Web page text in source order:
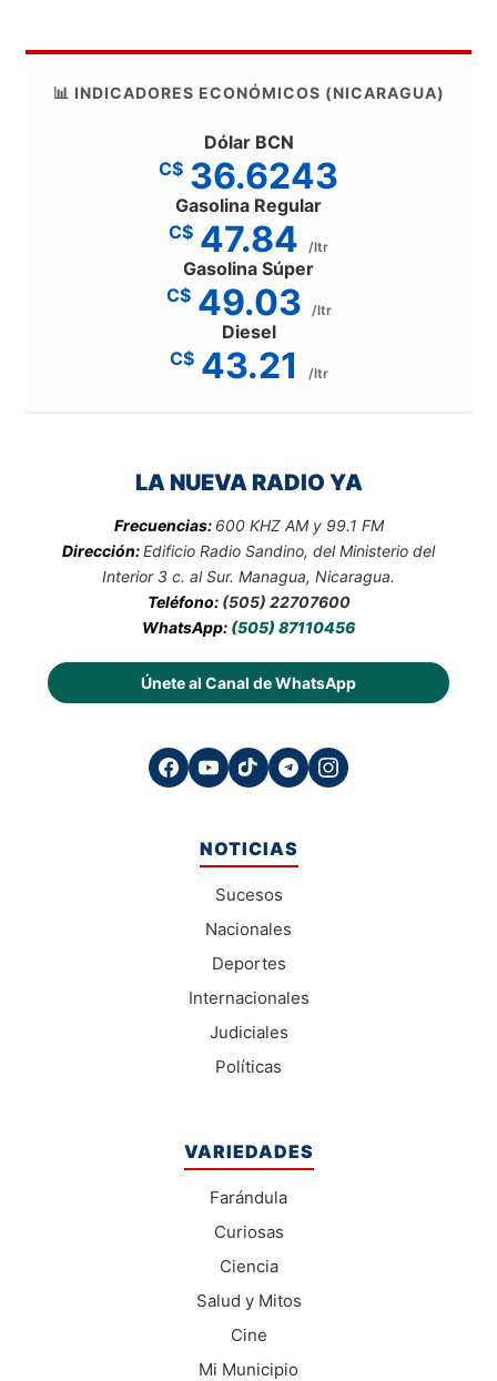
📊 INDICADORES ECONÓMICOS (NICARAGUA)
Dólar BCN
C$ 36.6243
Gasolina Regular
C$ 47.84 /ltr
Gasolina Súper
C$ 49.03 /ltr
Diesel
C$ 43.21 /ltr
LA NUEVA RADIO YA
Frecuencias: 600 KHZ AM y 99.1 FM
Dirección:Edificio Radio Sandino, del Ministerio del
Interior 3 c. al Sur. Managua, Nicaragua.
Teléfono: (505) 22707600
WhatsApp: (505) 87110456
Únete al Canal de WhatsApp
NOTICIAS
Sucesos
Nacionales
Deportes
Internacionales
Judiciales
Políticas
VARIEDADES
Farándula
Curiosas
Ciencia
Salud y Mitos
Cine
Mi Municipio